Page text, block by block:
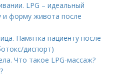
LPG – идеальный
и форму живота после
Памятка пациенту после
диспорт)
Что такое LPG-массаж?